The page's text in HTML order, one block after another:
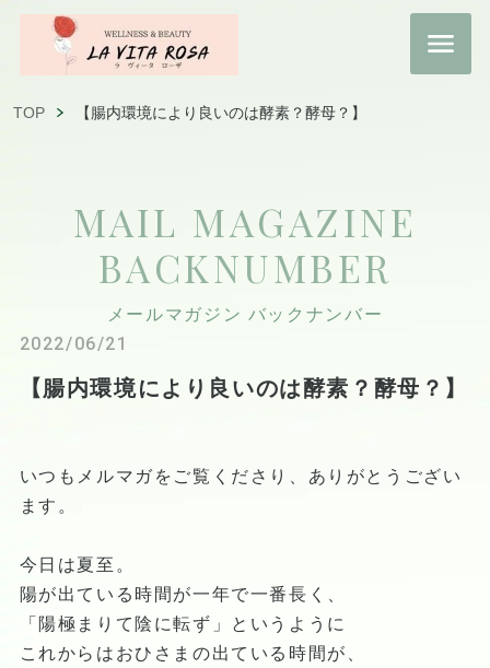
TOP 【腸内環境により良いのは酵素？酵母？】
MAIL MAGAZINE
BACKNUMBER
メールマガジン バックナンバー
2022/06/21
【腸内環境により良いのは酵素？酵母？】
いつもメルマガをご覧くださり、ありがとうござい
ます。
今日は夏至。
陽が出ている時間が一年で一番長く、
「陽極まりて陰に転ず」というように
これからはおひさまの出ている時間が、